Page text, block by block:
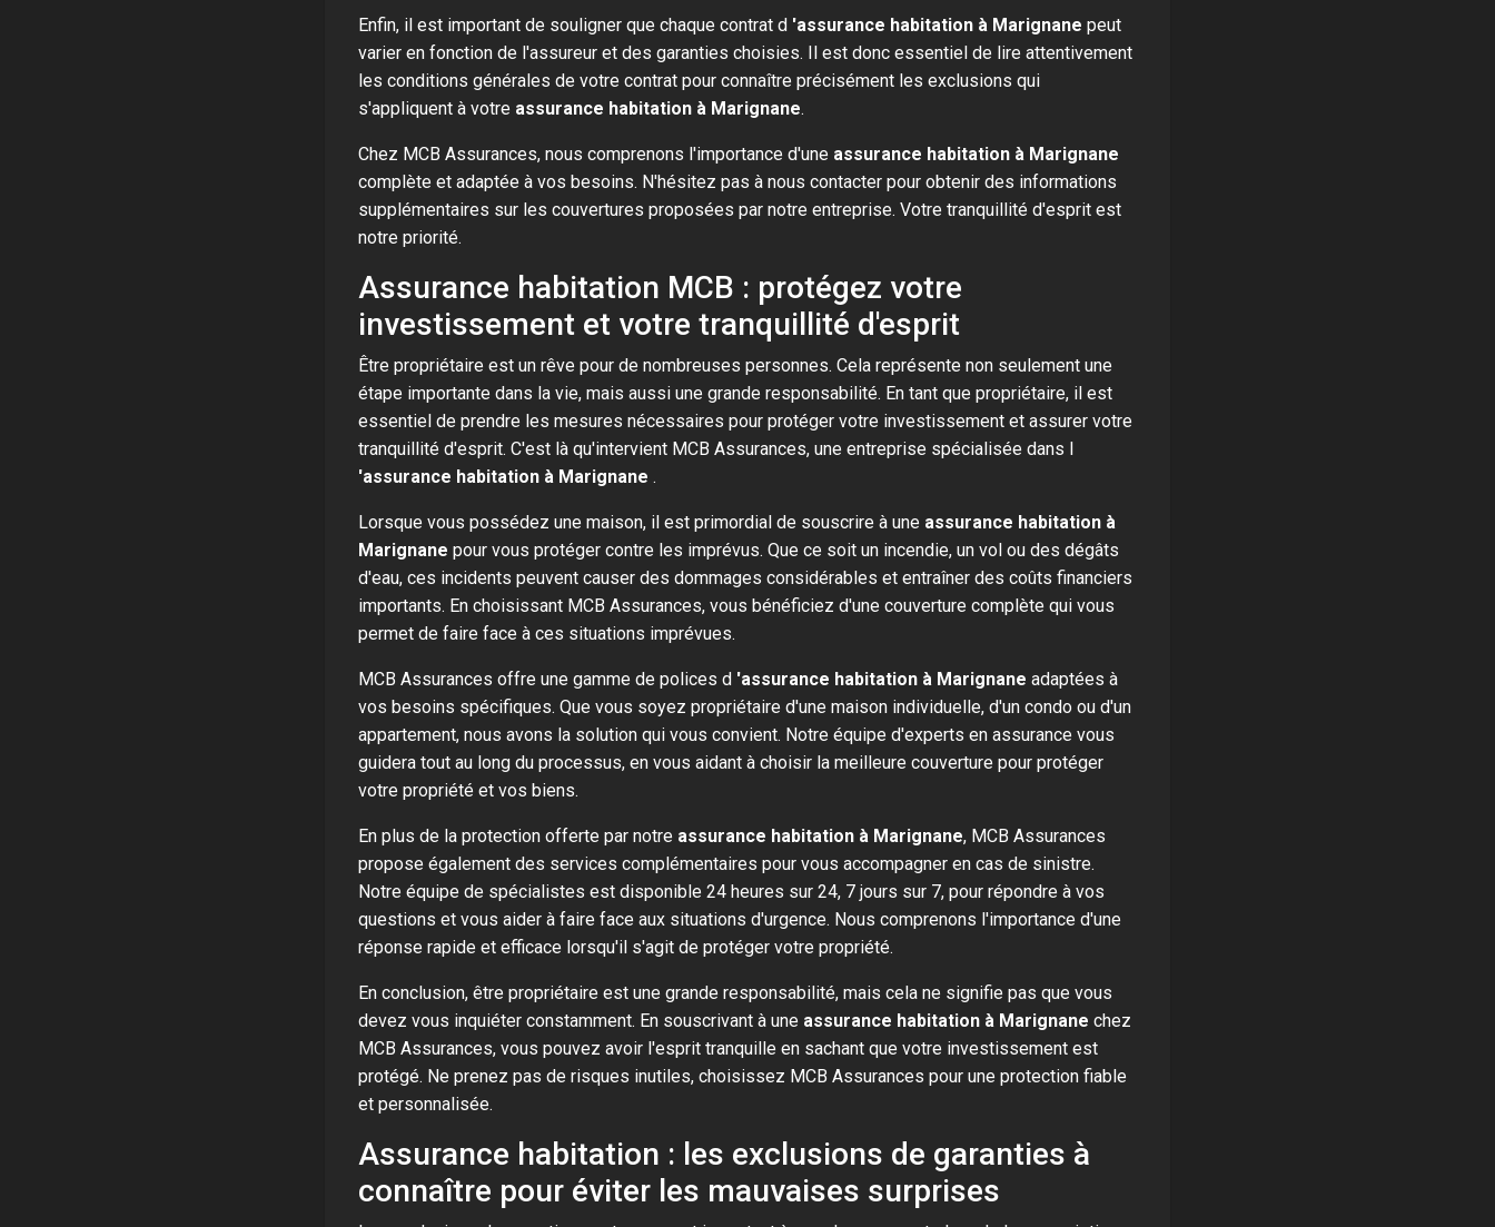
Enfin, il est important de souligner que chaque contrat d 'assurance habitation à Marignane peut
varier en fonction de l'assureur et des garanties choisies. Il est donc essentiel de lire attentivement
les conditions générales de votre contrat pour connaître précisément les exclusions qui
s'appliquent à votre assurance habitation à Marignane.
Chez MCB Assurances, nous comprenons l'importance d'une assurance habitation à Marignane
complète et adaptée à vos besoins. N'hésitez pas à nous contacter pour obtenir des informations
supplémentaires sur les couvertures proposées par notre entreprise. Votre tranquillité d'esprit est
notre priorité.
Assurance habitation MCB : protégez votre
investissement et votre tranquillité d'esprit
Être propriétaire est un rêve pour de nombreuses personnes. Cela représente non seulement une
étape importante dans la vie, mais aussi une grande responsabilité. En tant que propriétaire, il est
essentiel de prendre les mesures nécessaires pour protéger votre investissement et assurer votre
tranquillité d'esprit. C'est là qu'intervient MCB Assurances, une entreprise spécialisée dans l
'assurance habitation à Marignane .
Lorsque vous possédez une maison, il est primordial de souscrire à une assurance habitation à
Marignane pour vous protéger contre les imprévus. Que ce soit un incendie, un vol ou des dégâts
d'eau, ces incidents peuvent causer des dommages considérables et entraîner des coûts financiers
importants. En choisissant MCB Assurances, vous bénéficiez d'une couverture complète qui vous
permet de faire face à ces situations imprévues.
MCB Assurances offre une gamme de polices d 'assurance habitation à Marignane adaptées à
vos besoins spécifiques. Que vous soyez propriétaire d'une maison individuelle, d'un condo ou d'un
appartement, nous avons la solution qui vous convient. Notre équipe d'experts en assurance vous
guidera tout au long du processus, en vous aidant à choisir la meilleure couverture pour protéger
votre propriété et vos biens.
En plus de la protection offerte par notre assurance habitation à Marignane, MCB Assurances
propose également des services complémentaires pour vous accompagner en cas de sinistre.
Notre équipe de spécialistes est disponible 24 heures sur 24, 7 jours sur 7, pour répondre à vos
questions et vous aider à faire face aux situations d'urgence. Nous comprenons l'importance d'une
réponse rapide et efficace lorsqu'il s'agit de protéger votre propriété.
En conclusion, être propriétaire est une grande responsabilité, mais cela ne signifie pas que vous
devez vous inquiéter constamment. En souscrivant à une assurance habitation à Marignane chez
MCB Assurances, vous pouvez avoir l'esprit tranquille en sachant que votre investissement est
protégé. Ne prenez pas de risques inutiles, choisissez MCB Assurances pour une protection fiable
et personnalisée.
Assurance habitation : les exclusions de garanties à
connaître pour éviter les mauvaises surprises